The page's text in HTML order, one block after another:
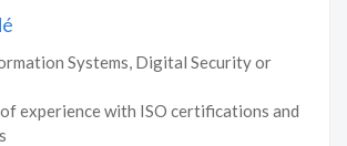
Systems, Digital Security or
experience with ISO certifications and